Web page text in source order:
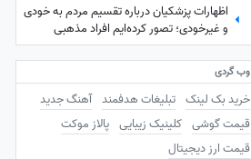
اظهارات پزشکیان درباره تقسیم مردم به خودی
و غیرخودی؛ تصور کرده‌ایم افراد مذهبی
«خودی» هستند و ...
وب گردی
خرید بک لینک تبلیغات هدفمند آهنگ جدید
قیمت گوشی کلینیک زیبایی پالاز موکت
قیمت ارز دیجیتال